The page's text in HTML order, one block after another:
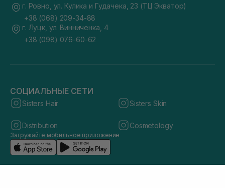
г. Ровно, ул. Кулика и Гудачека, 23 (ТЦ Экватор)
+38 (068) 209-34-88
г. Луцк, ул. Винниченка, 4
+38 (098) 076-60-62
СОЦИАЛЬНЫЕ СЕТИ
Sisters Hair Sisters Skin
Distribution Cosmetology
Загружайте мобильное приложение